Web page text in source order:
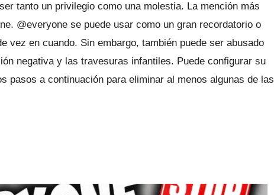
tanto un privilegio como una molestia. La mención más
@everyone se puede usar como un gran recordatorio o
vez en cuando. Sin embargo, también puede ser abusado
negativa y las travesuras infantiles. Puede configurar su
pasos a continuación para eliminar al menos algunas de las